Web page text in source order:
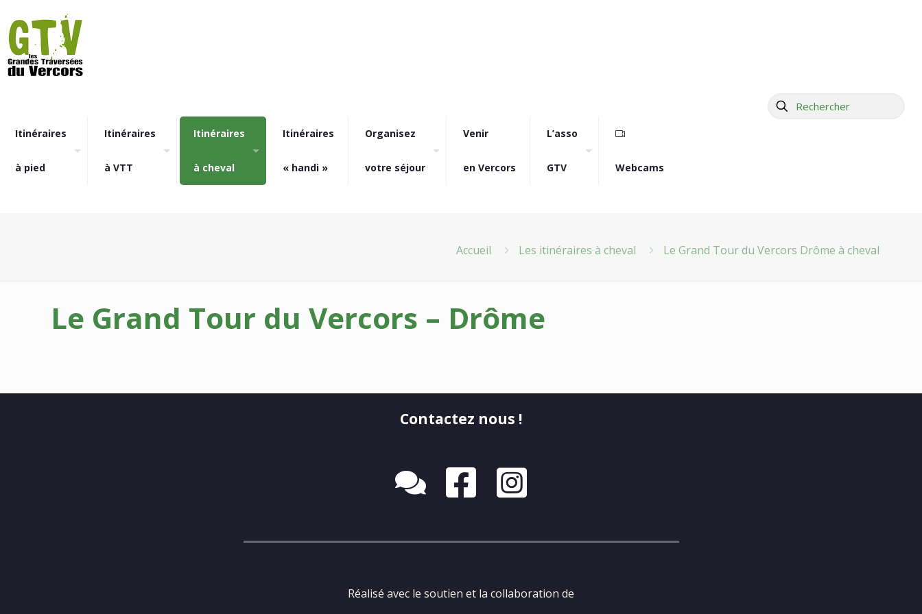
Itinéraires
à pied
Itinéraires
à VTT
Itinéraires
à cheval
Itinéraires
« handi »
Organisez
votre séjour
Venir
en Vercors
L’asso
GTV Webcams
Accueil Les itinéraires à cheval Le Grand Tour du Vercors Drôme à cheval
Le Grand Tour du Vercors – Drôme
Contactez nous !
Réalisé avec le soutien et la collaboration de